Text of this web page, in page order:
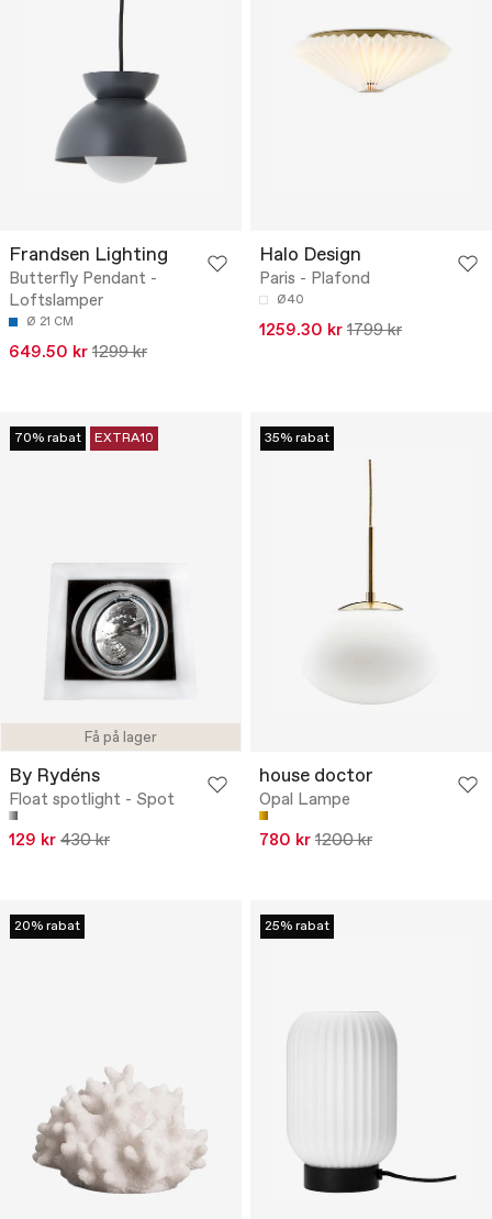
Frandsen Lighting
Butterfly Pendant -
Loftslamper
Ø 21 CM
649.50 kr 1299 kr
Halo Design
Paris - Plafond
Ø40
1259.30 kr 1799 kr
Få på lager
70% rabat EXTRA10
By Rydéns
Float spotlight - Spot
129 kr 430 kr
35% rabat
house doctor
Opal Lampe
780 kr 1200 kr
20% rabat 25% rabat